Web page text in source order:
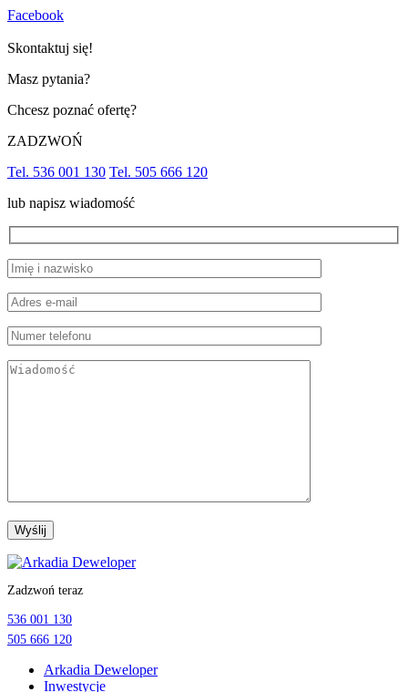
Facebook
Skontaktuj się!
Masz pytania?
Chcesz poznać ofertę?
ZADZWOŃ
Tel. 536 001 130 Tel. 505 666 120
lub napisz wiadomość
Przejdź
treści
Zadzwoń teraz
536 001 130
505 666 120
Arkadia Deweloper
Inwestycje